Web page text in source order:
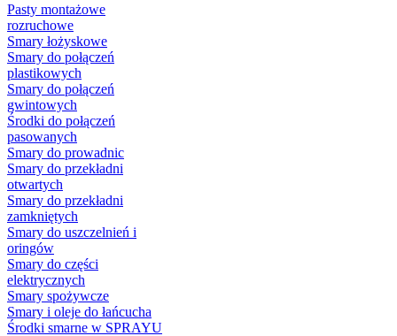
Pasty montażowe
rozruchowe
Smary łożyskowe
Smary do połączeń
plastikowych
Smary do połączeń
gwintowych
Środki do połączeń
pasowanych
Smary do prowadnic
Smary do przekładni
otwartych
Smary do przekładni
zamkniętych
Smary do uszczelnień i
oringów
Smary do części
elektrycznych
Smary spożywcze
Smary i oleje do łańcucha
Środki smarne w SPRAYU